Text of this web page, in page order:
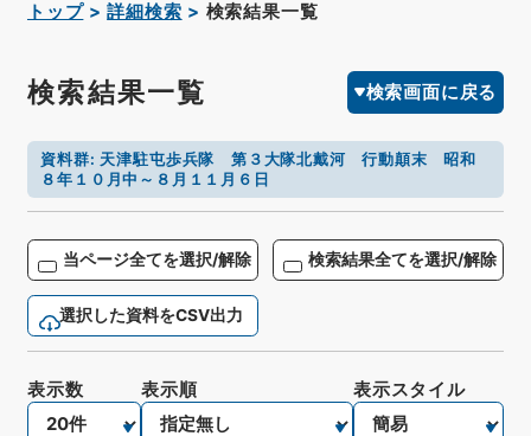
トップ 詳細検索 検索結果一覧
検索結果一覧 検索画面に戻る
資料群: 天津駐屯歩兵隊 第３大隊北戴河 行動顛末 昭和
８年１０月中～８月１１月６日
当ページ全てを選択/解除 検索結果全てを選択/解除
選択した資料をCSV出力
表示数 表示順 表示スタイル